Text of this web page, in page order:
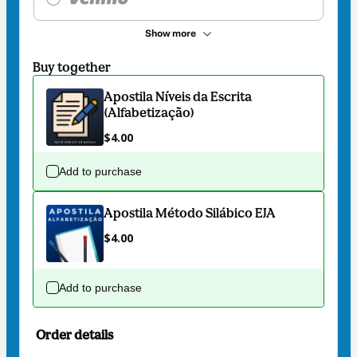
Show more
Buy together
Apostila Níveis da Escrita
(Alfabetização)
$4.00
Add to purchase
Apostila Método Silábico EJA
$4.00
Add to purchase
Order details